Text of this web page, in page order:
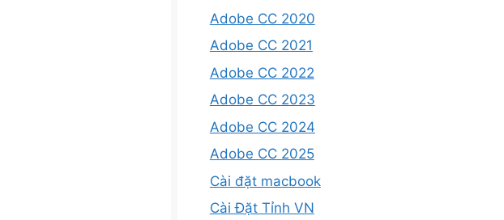
Adobe CC 2020
Adobe CC 2021
Adobe CC 2022
Adobe CC 2023
Adobe CC 2024
Adobe CC 2025
Cài đặt macbook
Cài Đặt Tỉnh VN